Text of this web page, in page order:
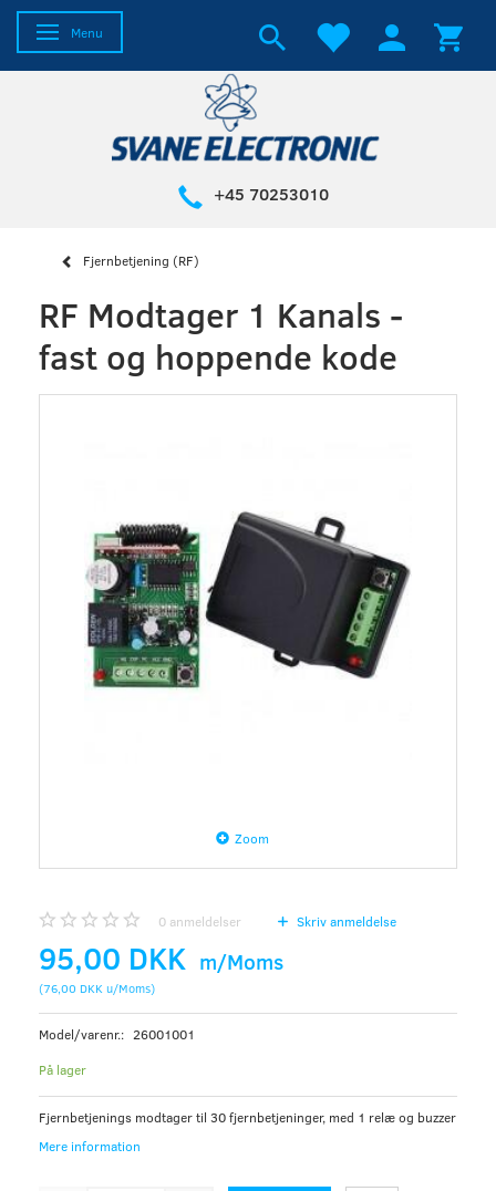
Skifte navigation
Menu
+45 70253010
Fjernbetjening (RF)
RF Modtager 1 Kanals -
fast og hoppende kode
Zoom
0 anmeldelser Skriv anmeldelse
95,00 DKK m/Moms
(76,00 DKK u/Moms)
Model/varenr.: 26001001
På lager
Fjernbetjenings modtager til 30 fjernbetjeninger, med 1 relæ og buzzer
Mere information